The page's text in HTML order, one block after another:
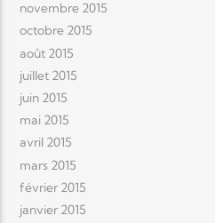
novembre 2015
octobre 2015
août 2015
juillet 2015
juin 2015
mai 2015
avril 2015
mars 2015
février 2015
janvier 2015